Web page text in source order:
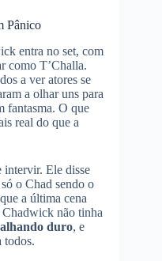
Pânico
entra no set, com
como T’Challa.
a ver atores se
a olhar uns para
fantasma. O que
real do que a
intervir. Ele disse
o Chad sendo o
a última cena
Chadwick não tinha
duro, e
todos.